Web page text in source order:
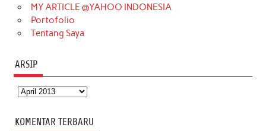
MY ARTICLE @YAHOO INDONESIA
Portofolio
Tentang Saya
ARSIP
Arsip
KOMENTAR TERBARU